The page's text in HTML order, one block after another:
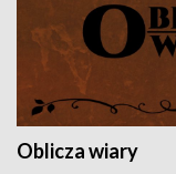
Oblicza wiary